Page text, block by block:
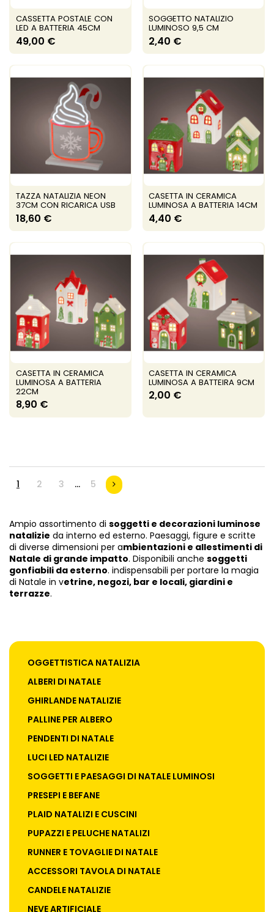
CASSETTA POSTALE CON
LED A BATTERIA 45CM
49,00 €
SOGGETTO NATALIZIO
LUMINOSO 9,5 CM
2,40 €
TAZZA NATALIZIA NEON
37CM CON RICARICA USB
18,60 €
CASETTA IN CERAMICA
LUMINOSA A BATTERIA 14CM
4,40 €
CASETTA IN CERAMICA
LUMINOSA A BATTERIA
22CM
8,90 €
CASETTA IN CERAMICA
LUMINOSA A BATTEIRA 9CM
2,00 €
1 2 3 … 5
Ampio assortimento di soggetti e decorazioni luminose
natalizie da interno ed esterno. Paesaggi, figure e scritte
di diverse dimensioni per ambientazioni e allestimenti di
Natale di grande impatto. Disponibili anche soggetti
gonfiabili da esterno. indispensabili per portare la magia
di Natale in vetrine, negozi, bar e locali, giardini e
terrazze.
OGGETTISTICA NATALIZIA
ALBERI DI NATALE
GHIRLANDE NATALIZIE
PALLINE PER ALBERO
PENDENTI DI NATALE
LUCI LED NATALIZIE
SOGGETTI E PAESAGGI DI NATALE LUMINOSI
PRESEPI E BEFANE
PLAID NATALIZI E CUSCINI
PUPAZZI E PELUCHE NATALIZI
RUNNER E TOVAGLIE DI NATALE
ACCESSORI TAVOLA DI NATALE
CANDELE NATALIZIE
NEVE ARTIFICIALE